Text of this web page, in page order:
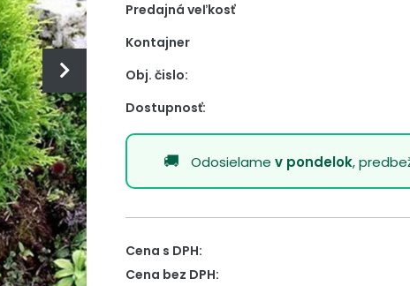
Predajná veľkosť
Kontajner
Obj. čislo:
Dostupnosť:
Odosielamev pondelok,
Cena s DPH:
Cena bez DPH: